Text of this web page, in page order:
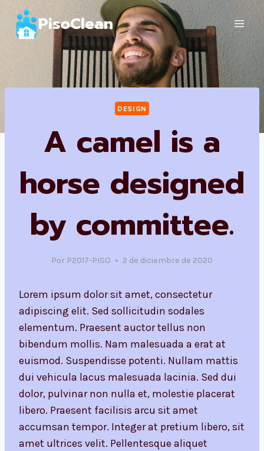
Saltar
al
contenido
PisoClean
DESIGN
A camel is a
horse designed
by committee.
Por P2017-PISO 2 de diciembre de 2020
Lorem ipsum dolor sit amet, consectetur
adipiscing elit. Sed sollicitudin sodales
elementum. Praesent auctor tellus non
bibendum mollis. Nam malesuada a erat at
euismod. Suspendisse potenti. Nullam mattis
dui vehicula lacus malesuada lacinia. Sed dui
dolor, pulvinar non nulla et, molestie placerat
libero. Praesent facilisis arcu sit amet
accumsan tempor. Integer at pretium libero, sit
amet ultrices velit. Pellentesque aliquet